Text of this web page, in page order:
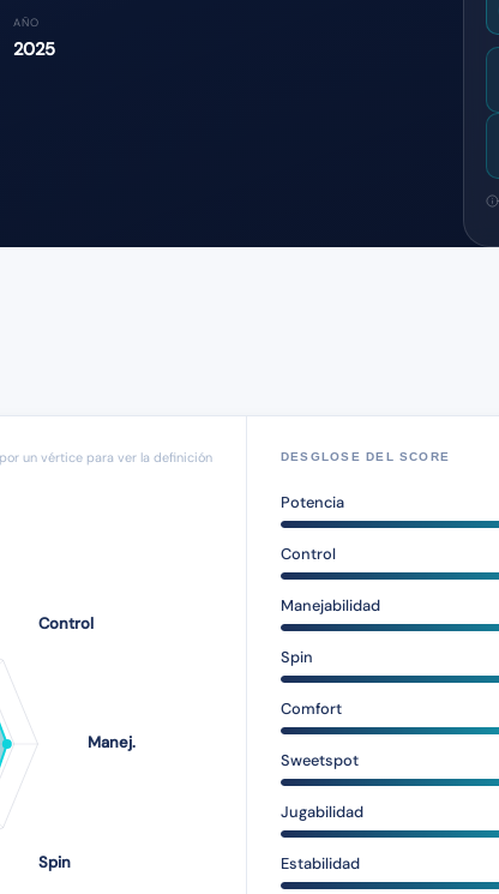
AÑO
2025
por un vértice para ver la definición DESGLOSE DEL SCORE
Potencia
Control
Manejabilidad
Spin
Comfort
Sweetspot
Jugabilidad
Estabilidad